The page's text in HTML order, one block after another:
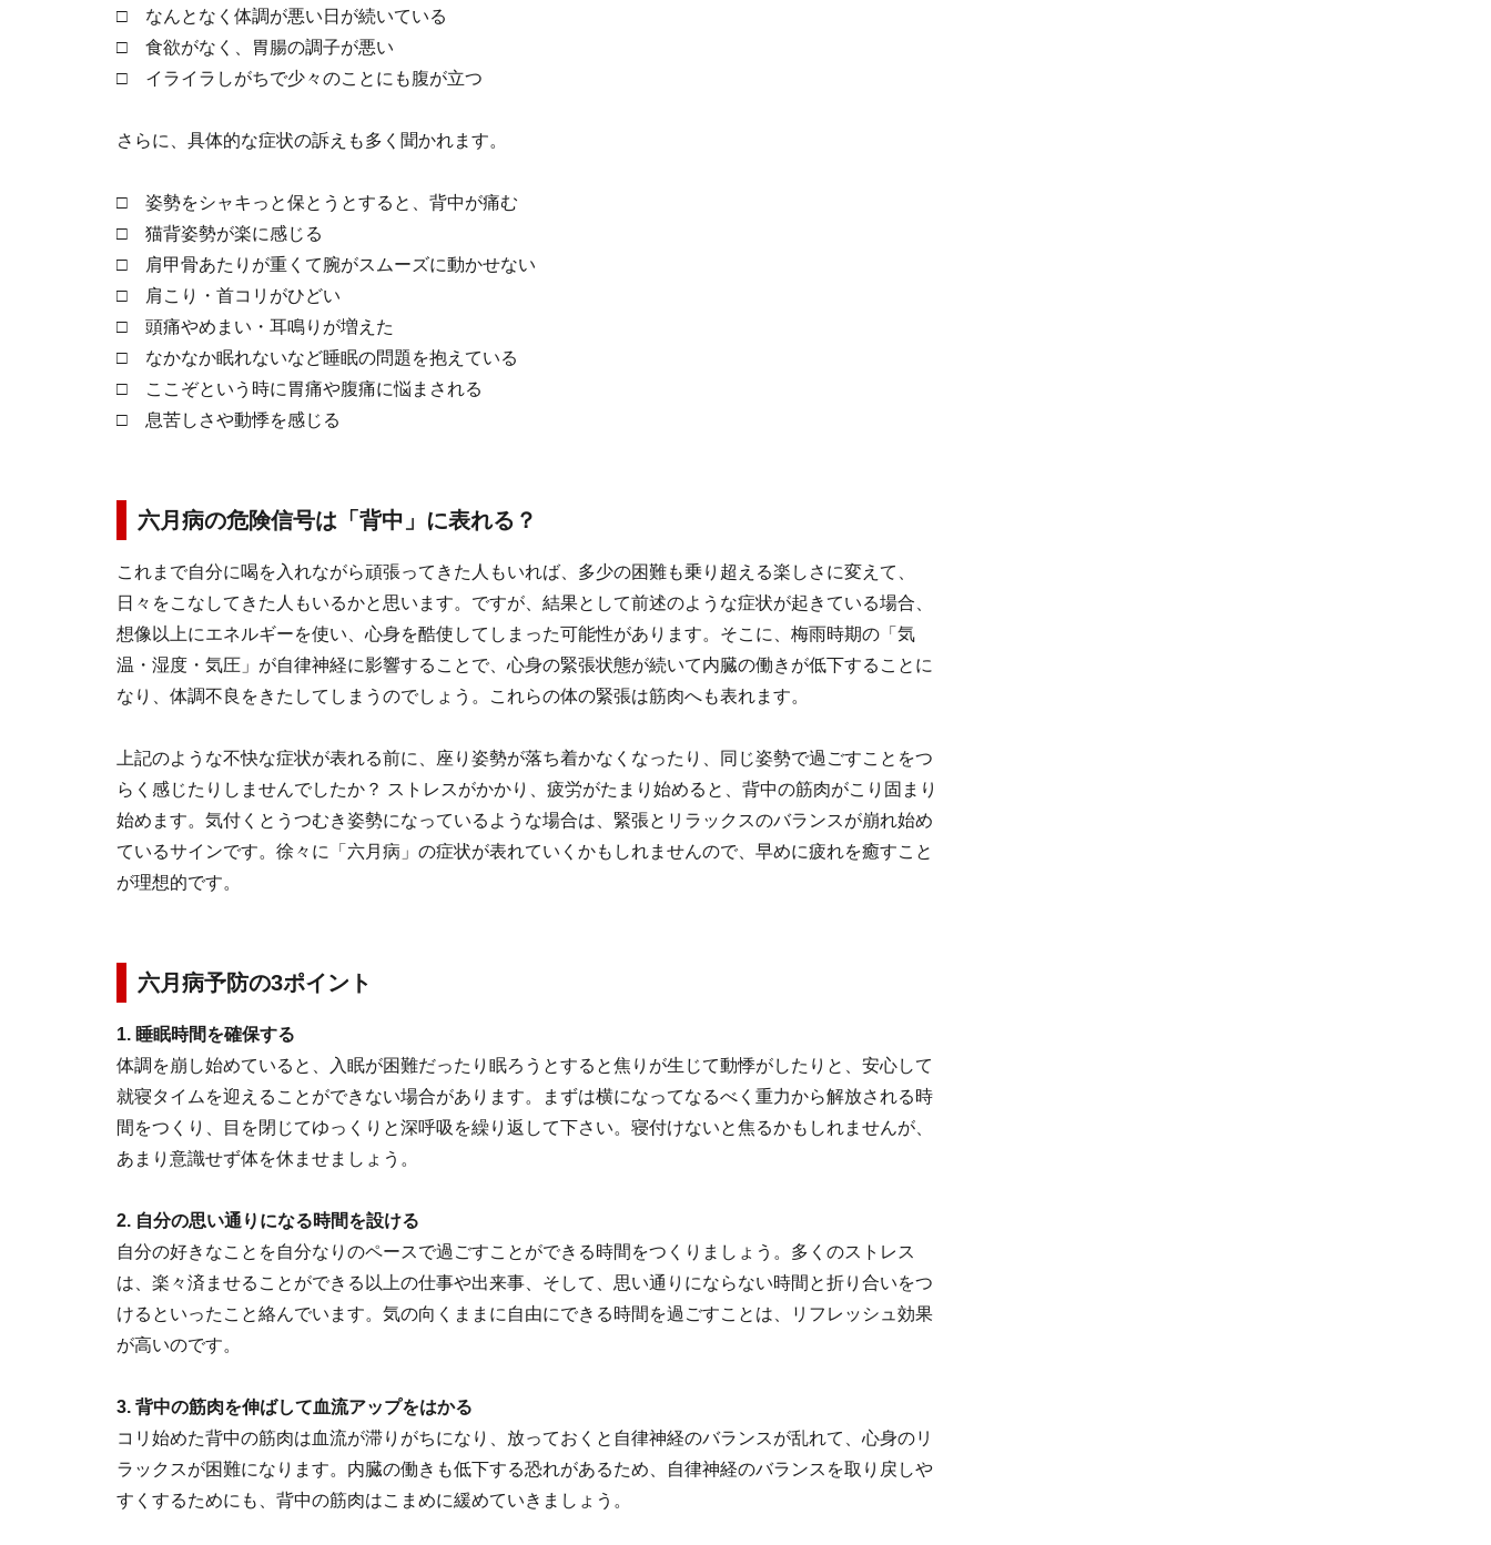
□ なんとなく体調が悪い日が続いている
□ 食欲がなく、胃腸の調子が悪い
□ イライラしがちで少々のことにも腹が立つ
さらに、具体的な症状の訴えも多く聞かれます。
□ 姿勢をシャキっと保とうとすると、背中が痛む
□ 猫背姿勢が楽に感じる
□ 肩甲骨あたりが重くて腕がスムーズに動かせない
□ 肩こり・首コリがひどい
□ 頭痛やめまい・耳鳴りが増えた
□ なかなか眠れないなど睡眠の問題を抱えている
□ ここぞという時に胃痛や腹痛に悩まされる
□ 息苦しさや動悸を感じる
六月病の危険信号は「背中」に表れる？
これまで自分に喝を入れながら頑張ってきた人もいれば、多少の困難も乗り超える楽しさに変えて、
日々をこなしてきた人もいるかと思います。ですが、結果として前述のような症状が起きている場合、
想像以上にエネルギーを使い、心身を酷使してしまった可能性があります。そこに、梅雨時期の「気
温・湿度・気圧」が自律神経に影響することで、心身の緊張状態が続いて内臓の働きが低下することに
なり、体調不良をきたしてしまうのでしょう。これらの体の緊張は筋肉へも表れます。
上記のような不快な症状が表れる前に、座り姿勢が落ち着かなくなったり、同じ姿勢で過ごすことをつ
らく感じたりしませんでしたか？ ストレスがかかり、疲労がたまり始めると、背中の筋肉がこり固まり
始めます。気付くとうつむき姿勢になっているような場合は、緊張とリラックスのバランスが崩れ始め
ているサインです。徐々に「六月病」の症状が表れていくかもしれませんので、早めに疲れを癒すこと
が理想的です。
六月病予防の3ポイント
1. 睡眠時間を確保する
体調を崩し始めていると、入眠が困難だったり眠ろうとすると焦りが生じて動悸がしたりと、安心して
就寝タイムを迎えることができない場合があります。まずは横になってなるべく重力から解放される時
間をつくり、目を閉じてゆっくりと深呼吸を繰り返して下さい。寝付けないと焦るかもしれませんが、
あまり意識せず体を休ませましょう。
2. 自分の思い通りになる時間を設ける
自分の好きなことを自分なりのペースで過ごすことができる時間をつくりましょう。多くのストレス
は、楽々済ませることができる以上の仕事や出来事、そして、思い通りにならない時間と折り合いをつ
けるといったこと絡んでいます。気の向くままに自由にできる時間を過ごすことは、リフレッシュ効果
が高いのです。
3. 背中の筋肉を伸ばして血流アップをはかる
コリ始めた背中の筋肉は血流が滞りがちになり、放っておくと自律神経のバランスが乱れて、心身のリ
ラックスが困難になります。内臓の働きも低下する恐れがあるため、自律神経のバランスを取り戻しや
すくするためにも、背中の筋肉はこまめに緩めていきましょう。